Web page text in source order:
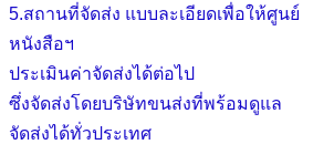
5.สถานที่จัดส่ง แบบละเอียดเพื่อให้ศูนย์
หนังสือฯ
ประเมินค่าจัดส่งได้ต่อไป
ซึ่งจัดส่งโดยบริษัทขนส่งที่พร้อมดูแล
จัดส่งได้ทั่วประเทศ